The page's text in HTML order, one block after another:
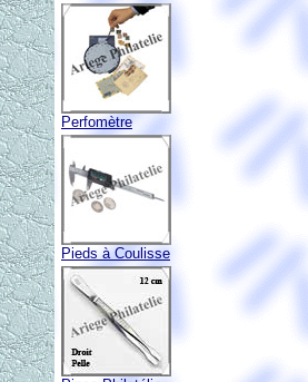
Perfomètre
Pieds à Coulisse